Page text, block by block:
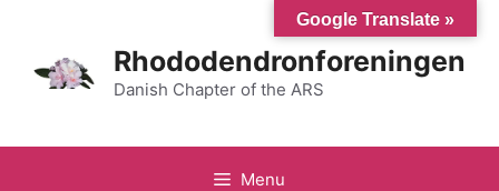
indhold
Rhododendronforeningen
Danish Chapter of the ARS
Menu
Google Translate »